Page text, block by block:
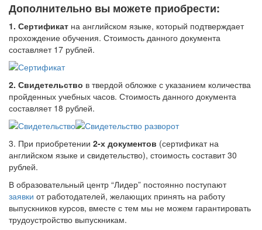
Дополнительно вы можете приобрести:
1. Сертификат на английском языке, который подтверждает
прохождение обучения. Стоимость данного документа
составляет 17 рублей.
2. Свидетельство в твердой обложке с указанием количества
пройденных учебных часов. Стоимость данного документа
составляет 18 рублей.
3. При приобретении 2-х документов (сертификат на
английском языке и свидетельство), стоимость составит 30
рублей.
В образовательный центр “Лидер” постоянно поступают
заявки от работодателей, желающих принять на работу
выпускников курсов, вместе с тем мы не можем гарантировать
трудоустройство выпускникам.